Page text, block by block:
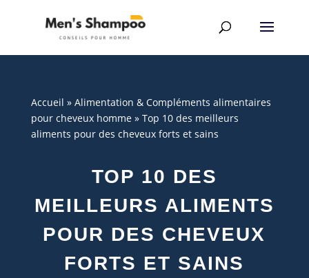
Accueil » Alimentation & Compléments alimentaires
pour cheveux homme» Top 10 des meilleurs
aliments pour des cheveux forts et sains
TOP 10 DES
MEILLEURS ALIMENTS
POUR DES CHEVEUX
FORTS ET SAINS